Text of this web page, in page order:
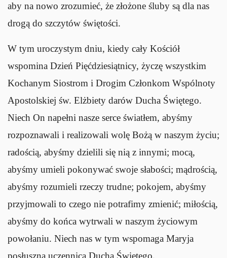
aby na nowo zrozumieć, że złożone śluby są dla nas
drogą do szczytów świętości.
W tym uroczystym dniu, kiedy cały Kościół
wspomina Dzień Pięćdziesiątnicy, życzę wszystkim
Kochanym Siostrom i Drogim Członkom Wspólnoty
Apostolskiej św. Elżbiety darów Ducha Świętego.
Niech On napełni nasze serce światłem, abyśmy
rozpoznawali i realizowali wolę Bożą w naszym życiu;
radością, abyśmy dzielili się nią z innymi; mocą,
abyśmy umieli pokonywać swoje słabości; mądrością,
abyśmy rozumieli rzeczy trudne; pokojem, abyśmy
przyjmowali to czego nie potrafimy zmienić; miłością,
abyśmy do końca wytrwali w naszym życiowym
powołaniu. Niech nas w tym wspomaga Maryja
posłuszna uczennica Ducha Świętego.